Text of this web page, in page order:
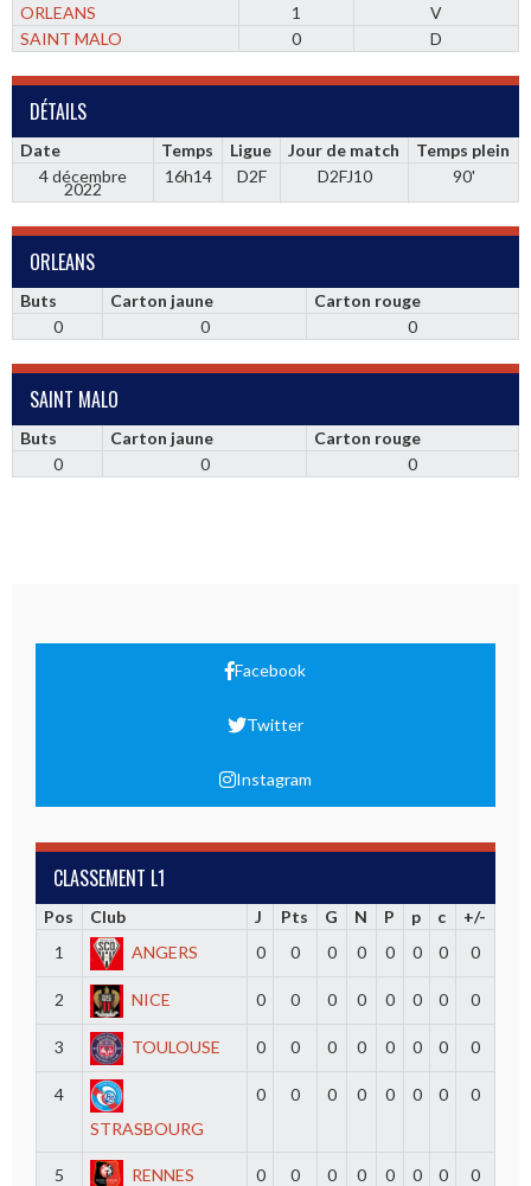
ORLEANS
1
V
SAINT MALO
0 D
DÉTAILS
Date Temps Ligue Jour de match
Temps plein
4 décembre
2022
16h14 D2F D2FJ10 90'
ORLEANS
Buts Carton jaune
Carton rouge
0
0 0
SAINT MALO
Buts Carton jaune
Carton rouge
0
0 0
Facebook
Twitter
Instagram
CLASSEMENT L1
Pos Club J Pts G N P p c
+/-
1
ANGERS 0 0 0 0 0 0 0 0
2 NICE 0 0 0 0 0 0 0 0
3 TOULOUSE 0 0 0 0 0 0 0 0
4
STRASBOURG
0 0 0 0 0 0 0 0
5 RENNES 0 0 0 0 0 0 0 0